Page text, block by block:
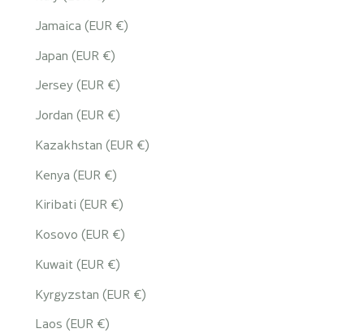
Jamaica (EUR €)
Japan (EUR €)
Jersey (EUR €)
Jordan (EUR €)
Kazakhstan (EUR €)
Kenya (EUR €)
Kiribati (EUR €)
Kosovo (EUR €)
Kuwait (EUR €)
Kyrgyzstan (EUR €)
Laos (EUR €)